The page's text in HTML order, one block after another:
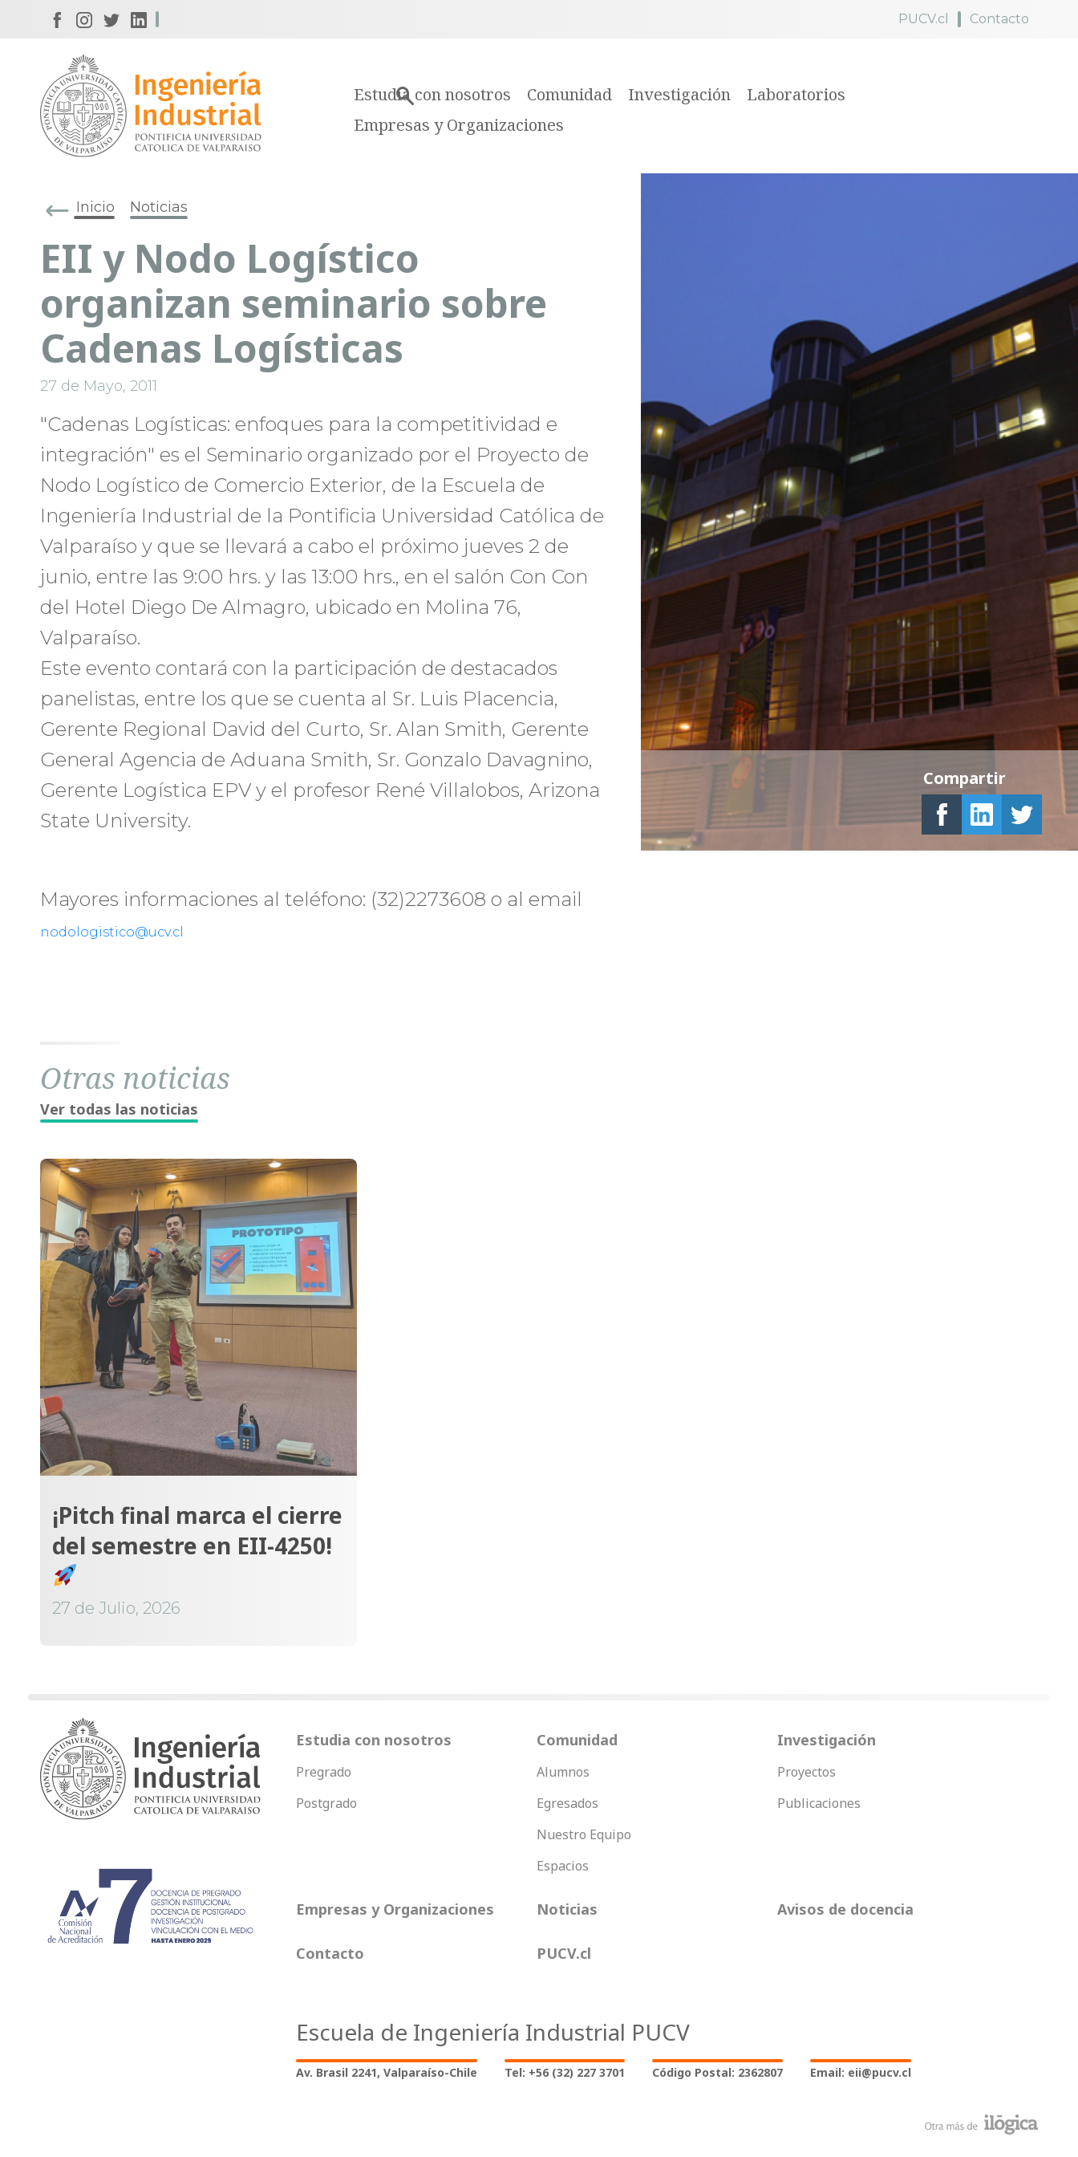
PUCV.cl Contacto
Estudia con nosotros Comunidad Investigación
Laboratorios
Empresas y Organizaciones
Inicio Noticias
EII y Nodo Logístico
organizan seminario sobre
Cadenas Logísticas
27 de Mayo, 2011
"Cadenas Logísticas: enfoques para la competitividad e
integración" es el Seminario organizado por el Proyecto de
Nodo Logístico de Comercio Exterior, de la Escuela de
Ingeniería Industrial de la Pontificia Universidad Católica de
Valparaíso y que se llevará a cabo el próximo jueves 2 de
junio, entre las 9:00 hrs. y las 13:00 hrs., en el salón Con Con
del Hotel Diego De Almagro, ubicado en Molina 76,
Valparaíso.
Este evento contará con la participación de destacados
panelistas, entre los que se cuenta al Sr. Luis Placencia,
Gerente Regional David del Curto, Sr. Alan Smith, Gerente
General Agencia de Aduana Smith, Sr. Gonzalo Davagnino,
Gerente Logística EPV y el profesor René Villalobos, Arizona
State University.
Mayores informaciones al teléfono: (32)2273608 o al email
nodologistico@ucv.cl
Compartir
Otras noticias
Ver todas las noticias
¡Pitch final marca el cierre
del semestre en EII-4250!
27 de Julio, 2026
Estudia con nosotros
Pregrado
Postgrado
Comunidad
Alumnos
Egresados
Nuestro Equipo
Espacios
Investigación
Proyectos
Publicaciones
Empresas y Organizaciones Noticias Avisos de docencia
Contacto PUCV.cl
Escuela de Ingeniería Industrial PUCV
Av. Brasil 2241, Valparaíso-Chile Tel: +56 (32) 227 3701 Código Postal: 2362807 Email: eii@pucv.cl